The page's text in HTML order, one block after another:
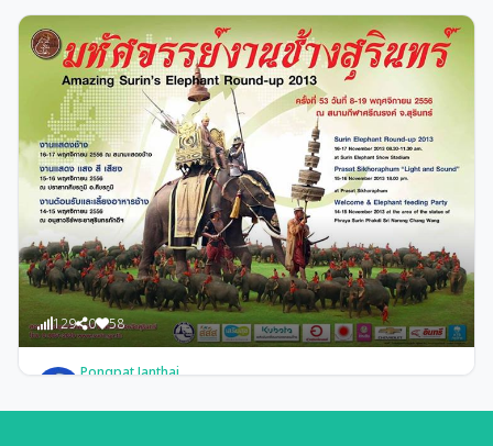
119 0 15
admin
เที่ยวงานช้างสุรินทร์ และงานกาชาด ปี2557
129 0 58
Pongpat Janthai